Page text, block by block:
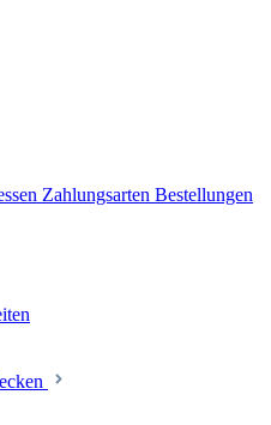
Zahlungsarten Bestellungen